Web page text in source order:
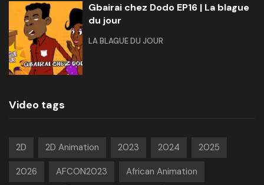
Gbairai chez Dodo EP16 | La blague
du jour
LA BLAGUE DU JOUR
Video tags
2D 2D Animation 2023 2024 2025
2026 AFCON2023 African Animation